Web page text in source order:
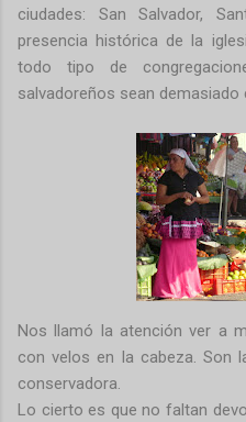
ciudades: San Salvador,
presencia histórica de la
todo tipo de
salvadoreños sean
Nos llamó la atención ver a
con velos en la cabeza. Son
conservadora.
Lo cierto es que no faltan